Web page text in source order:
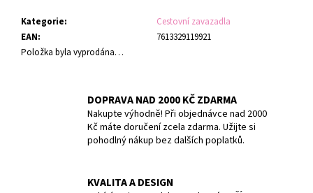
Kategorie:
Cestovní zavazadla
EAN:
7613329119921
Položka byla vyprodána…
DOPRAVA NAD 2000 KČ ZDARMA
Nakupte výhodně! Při objednávce nad 2000
Kč máte doručení zcela zdarma. Užijte si
pohodlný nákup bez dalších poplatků.
KVALITA A DESIGN